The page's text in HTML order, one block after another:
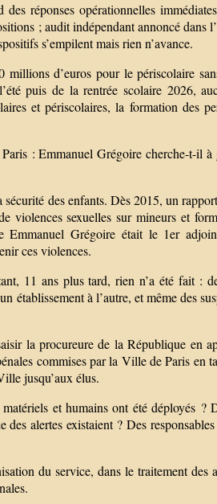
réponses opérationnelles
; audit indépendant annoncé dans
s’empilent mais rien n’avance.
d’euros pour le périscolaire
puis de la rentrée scolaire 2026,
et périscolaires, la formation des
: Emmanuel Grégoire cherche-t-il
des enfants. Dès 2015, un
sexuelles sur mineurs et
Emmanuel Grégoire était le 1er
ces violences.
11 ans plus tard, rien n’a été fait :
établissement à l’autre, et même des
la procureure de la République en
commises par la Ville de Paris en
jusqu’aux élus.
et humains ont été déployés ?
alertes existaient ? Des
du service, dans le traitement des